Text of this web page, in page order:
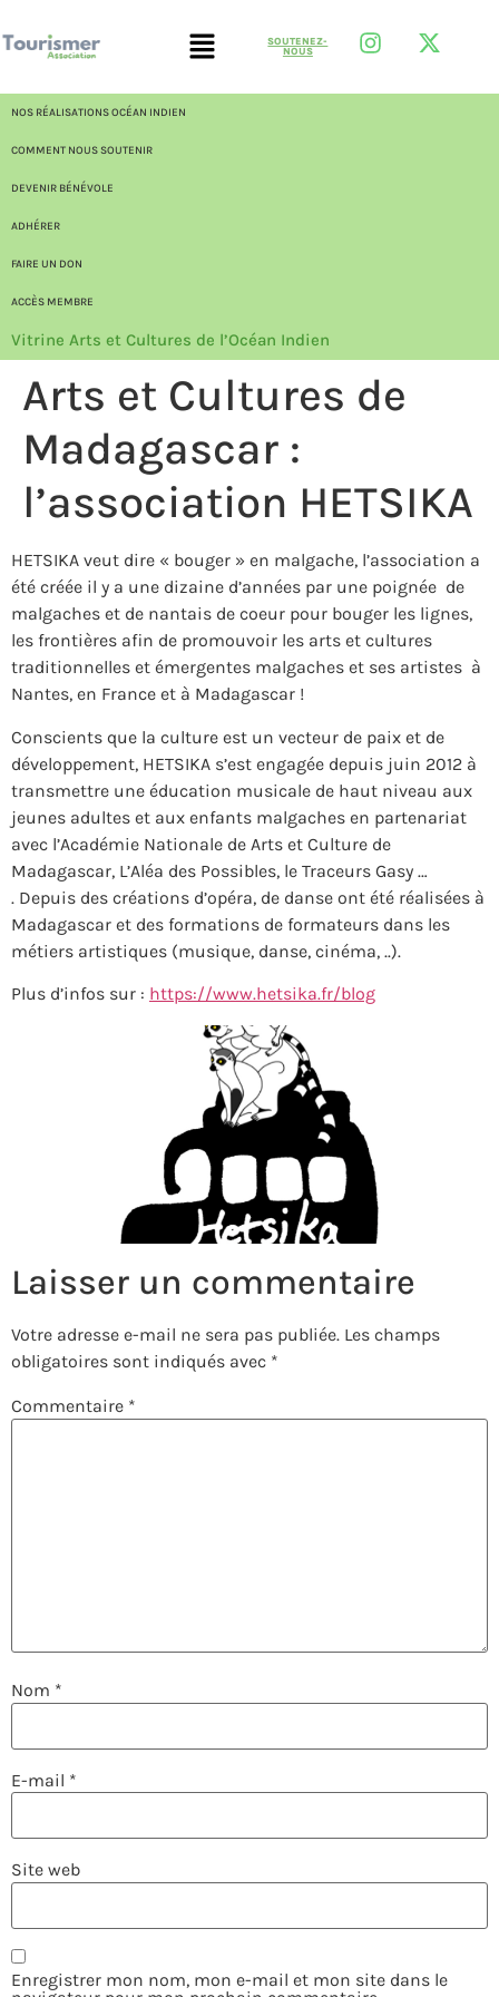
SOUTENEZ-
NOUS
NOS RÉALISATIONS OCÉAN INDIEN
COMMENT NOUS SOUTENIR
DEVENIR BÉNÉVOLE
ADHÉRER
FAIRE UN DON
ACCÈS MEMBRE
Vitrine Arts et Cultures de l’Océan Indien
Arts et Cultures de
Madagascar :
l’association HETSIKA
HETSIKA veut dire « bouger » en malgache, l’association a
été créée il y a une dizaine d’années par une poignée de
malgaches et de nantais de coeur pour bouger les lignes,
les frontières afin de promouvoir les arts et cultures
traditionnelles et émergentes malgaches et ses artistes à
Nantes, en France et à Madagascar !
Conscients que la culture est un vecteur de paix et de
développement, HETSIKA s’est engagée depuis juin 2012 à
transmettre une éducation musicale de haut niveau aux
jeunes adultes et aux enfants malgaches en partenariat
avec l’Académie Nationale de Arts et Culture de
Madagascar, L’Aléa des Possibles, le Traceurs Gasy …
. Depuis des créations d’opéra, de danse ont été réalisées à
Madagascar et des formations de formateurs dans les
métiers artistiques (musique, danse, cinéma, ..).
Plus d’infos sur : https://www.hetsika.fr/blog
Laisser un commentaire
Votre adresse e-mail ne sera pas publiée. Les champs
obligatoires sont indiqués avec *
Commentaire *
Nom *
E-mail *
Site web
Enregistrer mon nom, mon e-mail et mon site dans le